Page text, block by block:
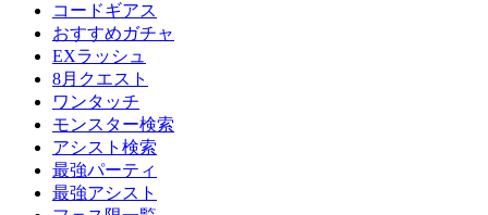
コードギアス
おすすめガチャ
EXラッシュ
8月クエスト
ワンタッチ
モンスター検索
アシスト検索
最強パーティ
最強アシスト